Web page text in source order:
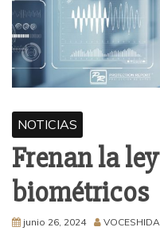
NOTICIAS
Frenan la
biométricos
junio 26, 2024